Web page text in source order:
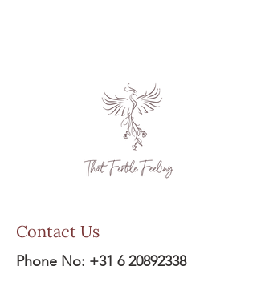
Contact Us
Phone No: +31 6 20892338